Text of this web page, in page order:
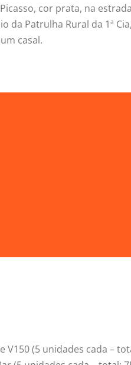
cor prata, na
da Patrulha Rural da 1ª
casal.
V150 (5 unidades cada –